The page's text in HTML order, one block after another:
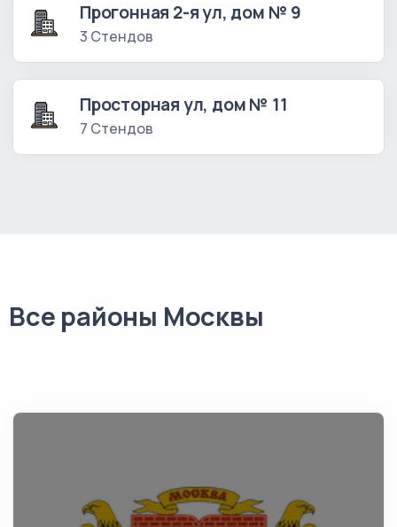
Прогонная 2-я ул, дом № 9
3 Стендов
Просторная ул, дом № 11
7 Стендов
Все районы Москвы